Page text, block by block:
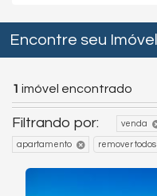
Encontre seu Imóvel
1 imóvel encontrado
Filtrando por: venda
apartamento remover todos